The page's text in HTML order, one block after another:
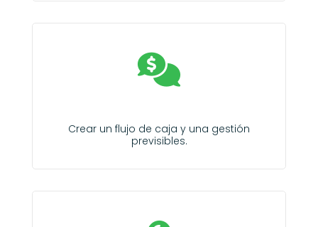
Crear un flujo de caja y una gestión
previsibles.